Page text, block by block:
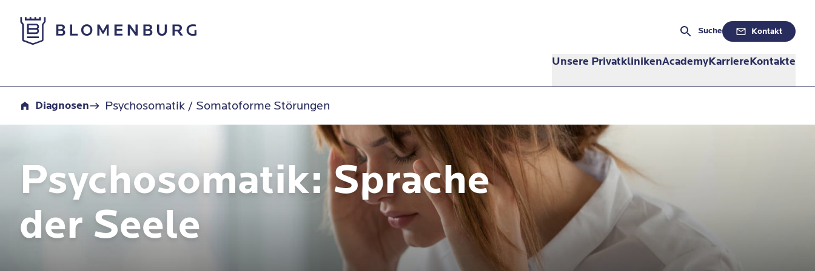
Suche Kontakt
Unsere PrivatklinikenAcademyKarriereKontakte
Diagnosen Psychosomatik / Somatoforme Störungen
Psychosomatik: Sprache
der Seele